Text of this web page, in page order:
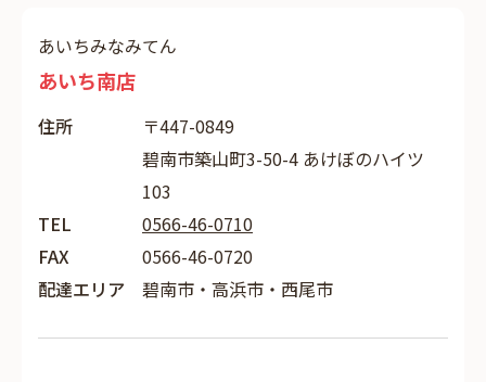
あいちみなみてん
あいち南店
住所
〒447-0849
碧南市築山町3-50-4 あけぼのハイツ
103
TEL
0566-46-0710
FAX
0566-46-0720
配達エリア
碧南市・高浜市・西尾市